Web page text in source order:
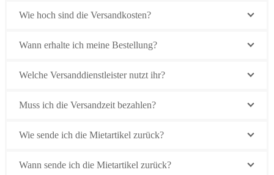
Wie hoch sind die Versandkosten?
Wann erhalte ich meine Bestellung?
Welche Versanddienstleister nutzt ihr?
Muss ich die Versandzeit bezahlen?
Wie sende ich die Mietartikel zurück?
Wann sende ich die Mietartikel zurück?